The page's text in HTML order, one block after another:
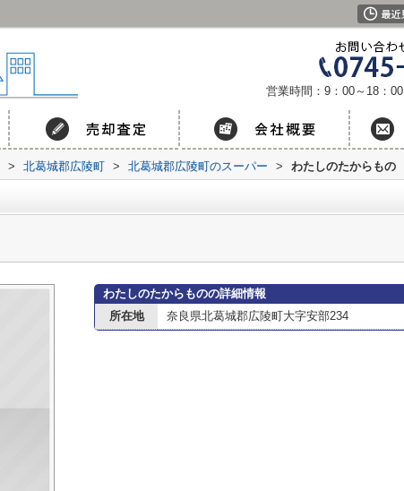
営業時間：9：00～18：00
> 北葛城郡広陵町 > 北葛城郡広陵町のスーパー > わたしのたからもの
わたしのたからものの詳細情報
所在地
奈良県北葛城郡広陵町大字安部234